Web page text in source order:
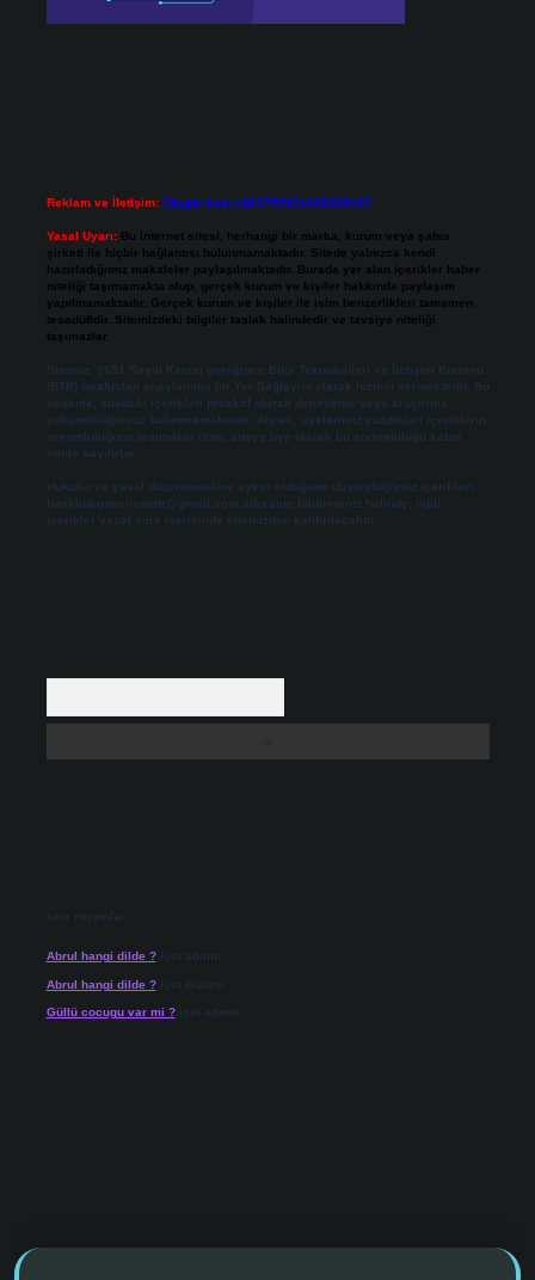
Reklam ve İletişim: Skype: live:.cid.575569c608265c69
Yasal Uyarı: Bu internet sitesi, herhangi bir marka, kurum veya şahıs
şirketi ile hiçbir bağlantısı bulunmamaktadır. Sitede yalnızca kendi
hazırladığımız makaleler paylaşılmaktadır. Burada yer alan içerikler haber
niteliği taşımamakta olup, gerçek kurum ve kişiler hakkında paylaşım
yapılmamaktadır. Gerçek kurum ve kişiler ile isim benzerlikleri tamamen
tesadüfidir. Sitemizdeki bilgiler taslak halindedir ve tavsiye niteliği
taşımazlar.
Sitemiz, 5651 Sayılı Kanun gereğince Bilgi Teknolojileri ve İletişim Kurumu
(BTK) tarafından onaylanmış bir Yer Sağlayıcı olarak hizmet vermektedir. Bu
nedenle, sitedeki içerikleri proaktif olarak denetleme veya araştırma
yükümlülüğümüz bulunmamaktadır. Ancak, üyelerimiz yazdıkları içeriklerin
sorumluluğunu taşımakta olup, siteye üye olarak bu sorumluluğu kabul
etmiş sayılırlar.
Hukuka ve yasal düzenlemelere aykırı olduğunu düşündüğünüz içerikleri,
backlinkpanelicomtr@gmail.com adresine bildirmeniz halinde, ilgili
içerikler yasal süre içerisinde sitemizden kaldırılacaktır.
Son Yorumlar
Abrul hangi dilde ?için admin
Abrul hangi dilde ?için Gülten
Güllü cocugu var mi ?için admin